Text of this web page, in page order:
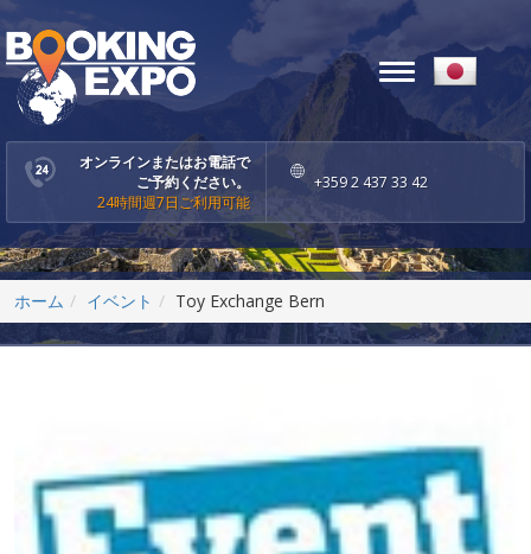
オンラインまたはお電話で
ご予約ください。
24時間週7日ご利用可能
+359 2 437 33 42
Toggle
navigation
ホーム イベント Toy Exchange Bern